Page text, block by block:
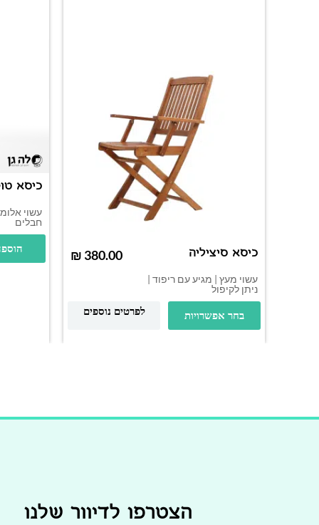
כיסא סיציליה
עשוי מעץ | מגיע עם ריפוד |
ניתן לקיפול
₪
בחר אפשרויות לפרטים נוספים
כיסא
עשוי
חבלים
הצטרפו לדיוור שלנו